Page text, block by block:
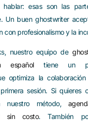
esas son las
Un buen ghostwriter
con profesionalismo y la
nuestro equipo de
españoltiene un
optimiza la
sesión. Si quieres
nuestro método,
sin costo. También